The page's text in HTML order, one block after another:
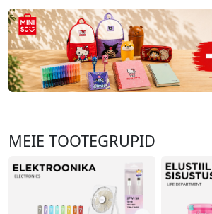
MEIE TOOTEGRUPID